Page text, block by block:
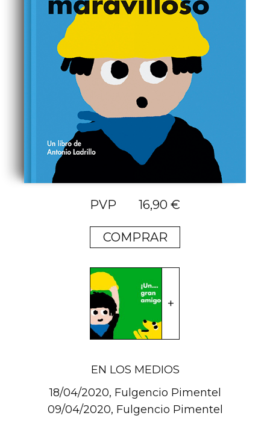
16,90 €
COMPRAR
EN LOS MEDIOS
18/04/2020, Fulgencio Pimentel
09/04/2020, Fulgencio Pimentel